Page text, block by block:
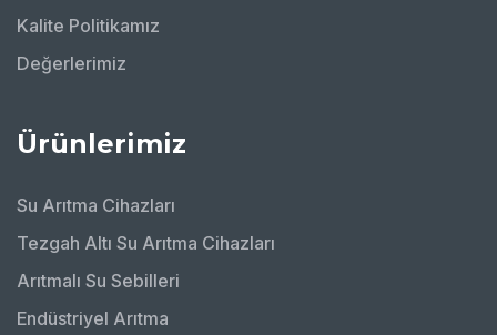
Kalite Politikamız
Değerlerimiz
Ürünlerimiz
Su Arıtma Cihazları
Tezgah Altı Su Arıtma Cihazları
Arıtmalı Su Sebilleri
Endüstriyel Arıtma